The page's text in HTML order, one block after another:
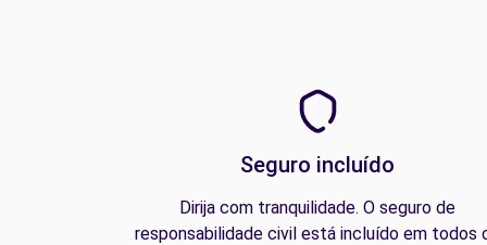
Seguro incluído
Dirija com tranquilidade. O seguro de
responsabilidade civil está incluído em todos